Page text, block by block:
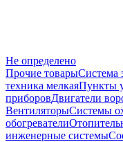
Не определено
Прочие товарыСистема
техника мелкаяПункты
приборовДвигатели
ВентиляторыСистемы
обогреватели
инженерные системы